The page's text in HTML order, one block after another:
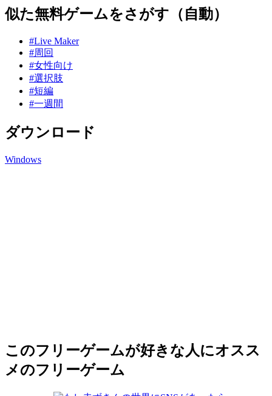
似た無料ゲームをさがす（自動）
#Live Maker
#周回
#女性向け
#選択肢
#短編
#一週間
ダウンロード
Windows
このフリーゲームが好きな人にオスス
メのフリーゲーム